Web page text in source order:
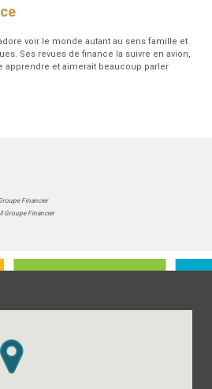
voir le monde autant au sens famille et
Ses revues de finance la suivre en avion,
apprendre et aimerait beaucoup parler
Financier
Groupe Financier